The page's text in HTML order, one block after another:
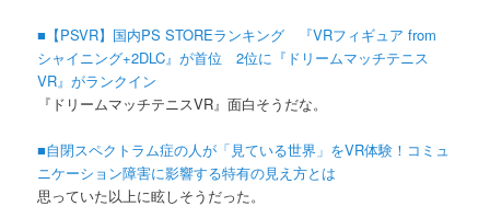
■【PSVR】国内PS STOREランキング 『VRフィギュア from
シャイニング+2DLC』が首位 2位に『ドリームマッチテニス
VR』がランクイン
『ドリームマッチテニスVR』面白そうだな。
■自閉スペクトラム症の人が「見ている世界」をVR体験！コミュ
ニケーション障害に影響する特有の見え方とは
思っていた以上に眩しそうだった。